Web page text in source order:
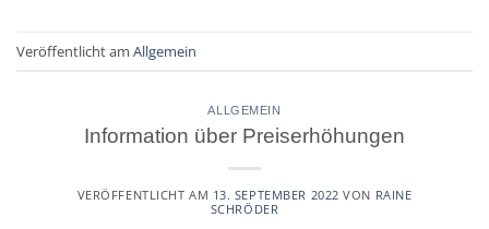
Veröffentlicht am Allgemein
ALLGEMEIN
Information über Preiserhöhungen
VERÖFFENTLICHT AM 13. SEPTEMBER 2022 VON RAINE
SCHRÖDER